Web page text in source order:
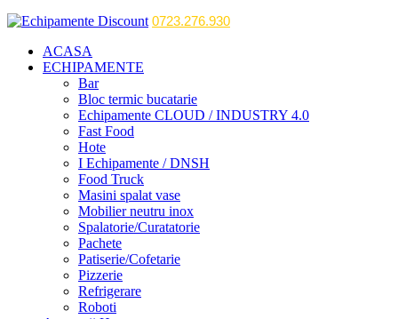
0723.276.930
ACASA
ECHIPAMENTE
Bar
Bloc termic bucatarie
Echipamente CLOUD / INDUSTRY 4.0
Fast Food
Hote
I Echipamente / DNSH
Food Truck
Masini spalat vase
Mobilier neutru inox
Spalatorie/Curatatorie
Pachete
Patiserie/Cofetarie
Pizzerie
Refrigerare
Roboti